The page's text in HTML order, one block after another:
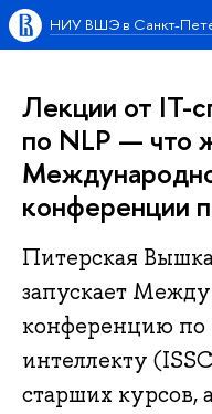
НИУ ВШЭ в Санкт-
Лекции от IT-
по NLP — что
конференции
Питерская
запускает
конференцию по
интеллекту
старших курсов,